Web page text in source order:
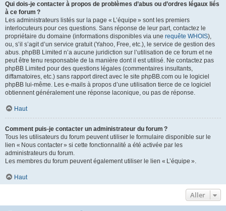
Qui dois-je contacter à propos de problèmes d’abus ou d’ordres légaux liés
à ce forum ?
Les administrateurs listés sur la page « L’équipe » sont les premiers
interlocuteurs pour ces questions. Sans réponse de leur part, contactez le
propriétaire du domaine (informations disponibles via une requête WHOIS),
ou, s’il s’agit d’un service gratuit (Yahoo, Free, etc.), le service de gestion des
abus. phpBB Limited n’a aucune juridiction sur l’utilisation de ce forum et ne
peut être tenu responsable de la manière dont il est utilisé. Ne contactez pas
phpBB Limited pour des questions légales (commentaires insultants,
diffamatoires, etc.) sans rapport direct avec le site phpBB.com ou le logiciel
phpBB lui-même. Les e-mails à propos d’une utilisation tierce de ce logiciel
obtiennent généralement une réponse laconique, ou pas de réponse.
Haut
Comment puis-je contacter un administrateur du forum ?
Tous les utilisateurs du forum peuvent utiliser le formulaire disponible sur le
lien « Nous contacter » si cette fonctionnalité a été activée par les
administrateurs du forum.
Les membres du forum peuvent également utiliser le lien « L’équipe ».
Haut
Aller